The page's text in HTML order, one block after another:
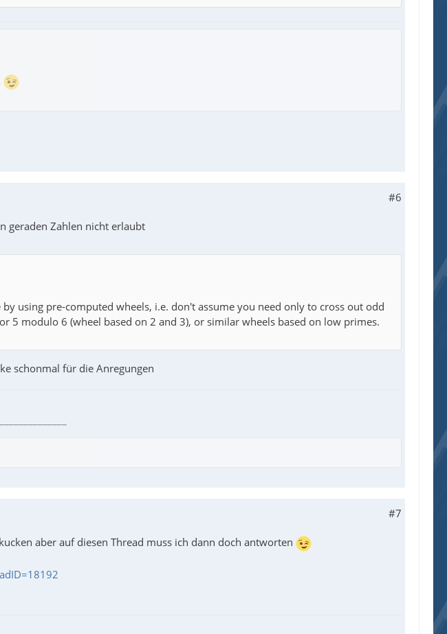
#6
geraden Zahlen nicht erlaubt
using pre-computed wheels, i.e. don't assume you need only to cross out odd
5 modulo 6 (wheel based on 2 and 3), or similar wheels based on low primes.
schonmal für die Anregungen
#7
aber auf diesen Thread muss ich dann doch antworten